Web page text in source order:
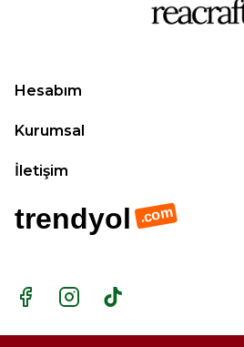
Hesabım
Kurumsal
İletişim
trendyol .com